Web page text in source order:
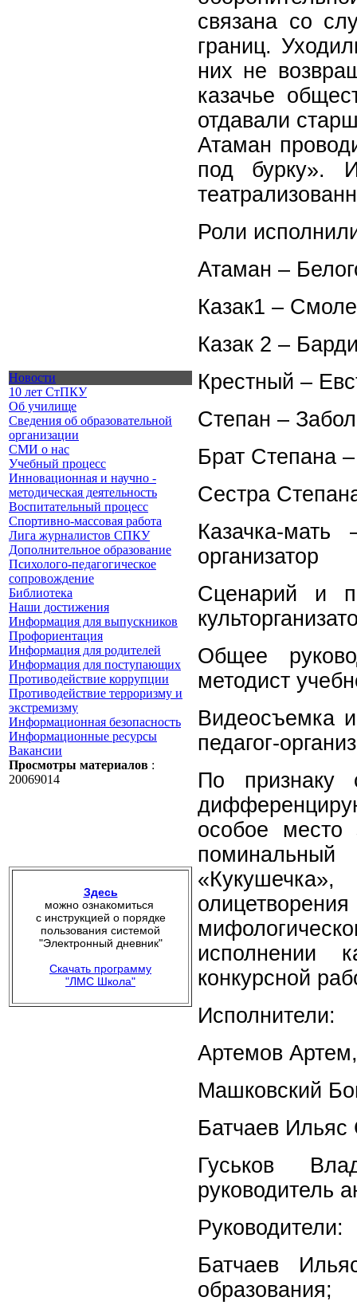
Новости
10 лет СтПКУ
Об училище
Сведения об образовательной
организации
СМИ о нас
Учебный процесс
Инновационная и научно -
методическая деятельность
Воспитательный процесс
Спортивно-массовая работа
Лига журналистов СПКУ
Дополнительное образование
Психолого-педагогическое
сопровождение
Библиотека
Наши достижения
Информация для выпускников
Профориентация
Информация для родителей
Информация для поступающих
Противодействие коррупции
Противодействие терроризму и
экстремизму
Информационная безопасность
Информационные ресурсы
Вакансии
Просмотры материалов :
20069014
Здесь
можно ознакомиться
с инструкцией о порядке
пользования системой
"Электронный дневник"
Скачать программу
"ЛМС Школа"
связана со
границ.
них не
казачье
отдавали
Атаман
под бурку».
Роли
Атаман –
Казак1 –
Казак 2 –
Крестный –
Степан –
Брат Степана
Сестра
Казачка-
организатор
Сценарий и
Общее
методист
Видеосъемка
педагог-
По признаку
особое место
исполнении
конкурсной
Исполнители:
Артемов
Машковский
Батчаев Ильяс
Гуськов
руководитель
Руководители:
Батчаев
образования;